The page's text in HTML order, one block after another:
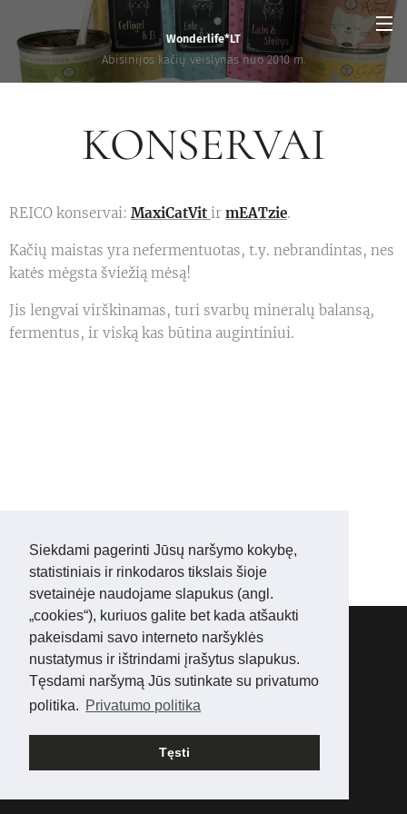
Siekdami pagerinti Jūsų naršymo kokybę,
statistiniais ir rinkodaros tikslais šioje
svetainėje naudojame slapukus (angl.
„cookies“), kuriuos galite bet kada atšaukti
pakeisdami savo interneto naršyklės
nustatymus ir ištrindami įrašytus slapukus.
Tęsdami naršymą Jūs sutinkate su privatumo
politika. Privatumo politika
Tęsti
Wonderlife*LT
Abisinijos kačių veislynas nuo 2010 m.
KONSERVAI
REICO konservai: MaxiCatVit ir mEATzie.
Kačių maistas yra nefermentuotas, t.y. nebrandintas, nes
katės mėgsta šviežią mėsą!
Jis lengvai virškinamas, turi svarbų mineralų balansą,
fermentus, ir viską kas būtina augintiniui.
Abisinijos kačių veislynas:WONDERLIFE*LT
Tel.:+ 3706 05 16006
MesFacebook'e
Instagram'e
Languages